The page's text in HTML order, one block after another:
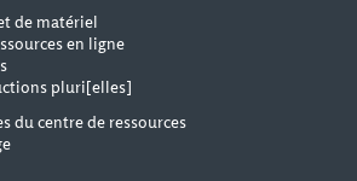
de matériel
en ligne
pluri[elles]
du centre de ressources